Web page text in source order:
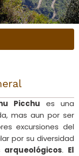
Picchu es una
mas aun por ser
excursiones del
por su diversidad
arqueológicos. El